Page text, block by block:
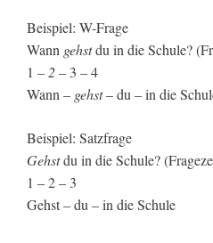
Beispiel: W-Frage
Wann gehstdu in die Schule?
1 – 2– 3 – 4
Wann – gehst– du – in die
Beispiel: Satzfrage
Gehstdu in die Schule?
1 – 2 – 3
Gehst – du – in die Schule